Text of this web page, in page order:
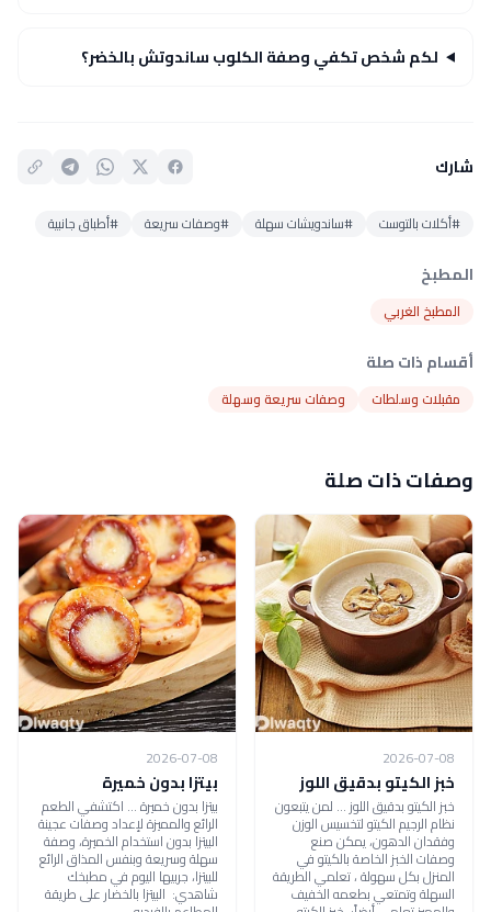
لكم شخص تكفي وصفة الكلوب ساندوتش بالخضر؟
شارك
#أكلات بالتوست #ساندويشات سهلة #وصفات سريعة #أطباق جانبية
المطبخ
المطبخ الغربي
أقسام ذات صلة
مقبلات وسلطات وصفات سريعة وسهلة
وصفات ذات صلة
2026-07-08
خبز الكيتو بدقيق اللوز
خبز الكيتو بدقيق اللوز ... لمن يتبعون
نظام الرجيم الكيتو لتخسيس الوزن
وفقدان الدهون، يمكن صنع
وصفات الخبز الخاصة بالكيتو في
المنزل بكل سهولة ، تعلمي الطريقة
السهلة وتمتعي بطعمه الخفيف
2026-07-08
بيتزا بدون خميرة
بيتزا بدون خميرة ... اكتشفي الطعم
الرائع والمميزة لإعداد وصفات عجينة
البيتزا بدون استخدام الخميرة، وصفة
سهلة وسريعة وبنفس المذاق الرائع
للبيتزا، جربيها اليوم في مطبخك
شاهدي: البيتزا بالخضار على طريقة